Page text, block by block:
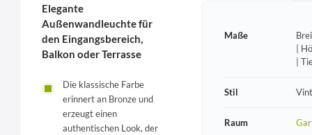
Elegante
Außenwandleuchte für
den Eingangsbereich,
Balkon oder Terrasse
Die klassische Farbe
erinnert an Bronze und
erzeugt einen
authentischen Look, der
Maße
|
|
Stil
Raum